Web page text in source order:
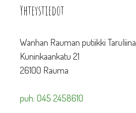
Yhteystiedot
Wanhan Rauman putiikki Taruliina
Kuninkaankatu 21
26100 Rauma
puh: 045 2458610